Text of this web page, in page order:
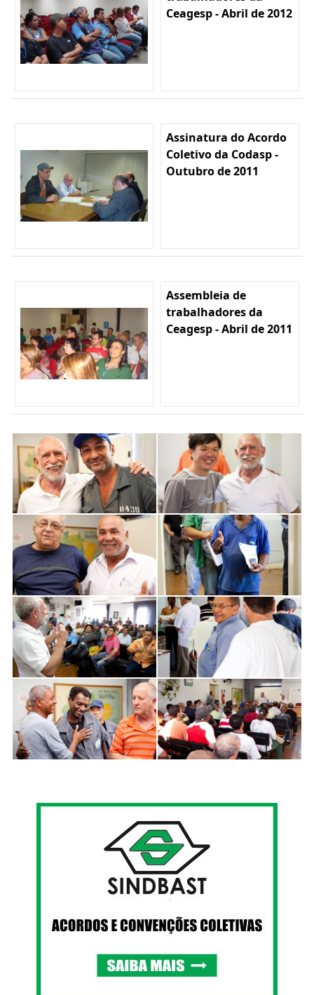
Ceagesp - Abril de 2012
Assinatura do Acordo
Coletivo da Codasp -
Outubro de 2011
Assembleia de
trabalhadores da
Ceagesp - Abril de 2011